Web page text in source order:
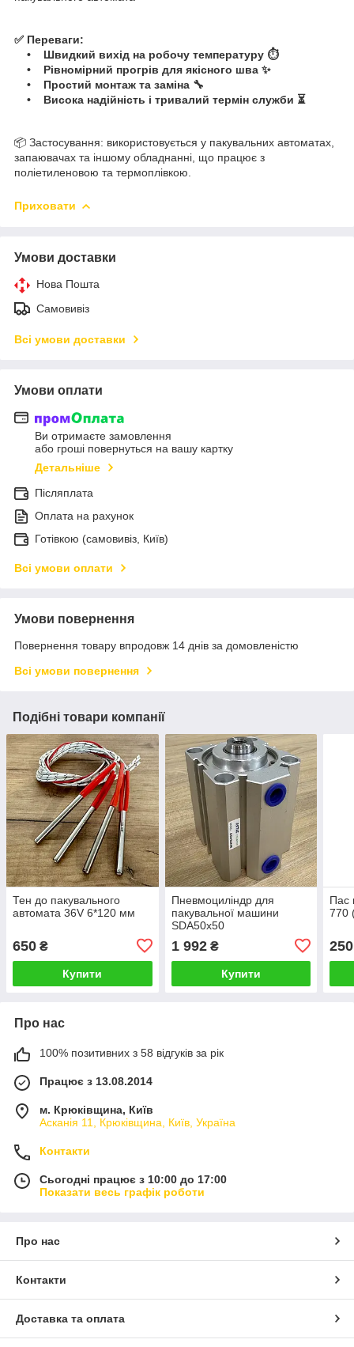
✅ Переваги:
• Швидкий вихід на робочу температуру ⏱️
• Рівномірний прогрів для якісного шва ✨
• Простий монтаж та заміна 🔧
• Висока надійність і тривалий термін служби ⏳
📦 Застосування: використовується у пакувальних автоматах,
запаювачах та іншому обладнанні, що працює з
поліетиленовою та термоплівкою.
Приховати
Умови доставки
Нова Пошта
Самовивіз
Всі умови доставки
Умови оплати
Ви отримаєте замовлення
або гроші повернуться на вашу картку
Детальніше
Післяплата
Оплата на рахунок
Готівкою (самовивіз, Київ)
Всі умови оплати
Умови повернення
Повернення товару впродовж 14 днів за домовленістю
Всі умови повернення
Подібні товари компанії
Тен до пакувального
автомата 36V 6*120 мм
650 ₴
Купити
Пневмоциліндр для
пакувальної машини
SDA50x50
1 992₴
Купити
Пас
770
250
Про нас
100% позитивних з 58 відгуків за рік
Працює з 13.08.2014
м. Крюківщина, Київ
Асканія 11, Крюківщина, Київ, Україна
Контакти
Сьогодні працює з 10:00 до 17:00
Показати весь графік роботи
Про нас
Контакти
Доставка та оплата